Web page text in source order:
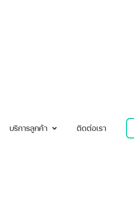
บริการลูกค้า ติดต่อเรา